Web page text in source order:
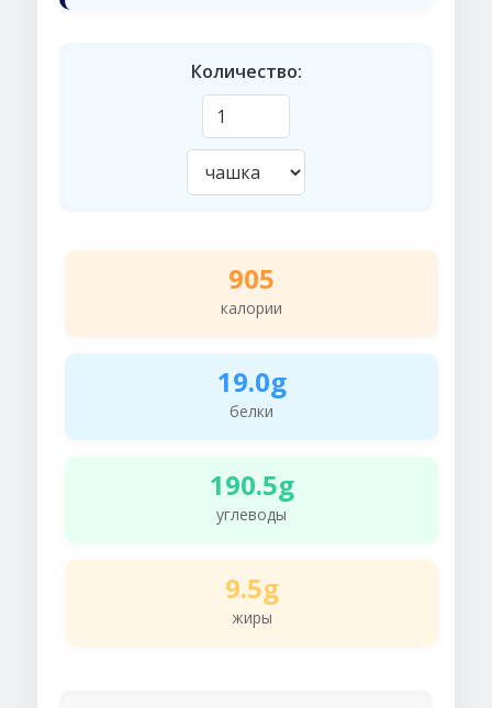
Количество:
905
калории
19.0g
белки
190.5g
углеводы
9.5g
жиры